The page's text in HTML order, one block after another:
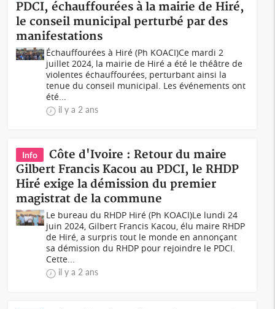
PDCI, échauffourées à la mairie de Hiré,
le conseil municipal perturbé par des
manifestations
Échauffourées à Hiré (Ph KOACI)Ce mardi 2
juillet 2024, la mairie de Hiré a été le théâtre de
violentes échauffourées, perturbant ainsi la
tenue du conseil municipal. Les événements ont
été...
il y a 2 ans
Info
Côte d'Ivoire : Retour du maire
Gilbert Francis Kacou au PDCI, le RHDP
Hiré exige la démission du premier
magistrat de la commune
Le bureau du RHDP Hiré (Ph KOACI)Le lundi 24
juin 2024, Gilbert Francis Kacou, élu maire RHDP
de Hiré, a surpris tout le monde en annonçant
sa démission du RHDP pour rejoindre le PDCI.
Cette...
il y a 2 ans